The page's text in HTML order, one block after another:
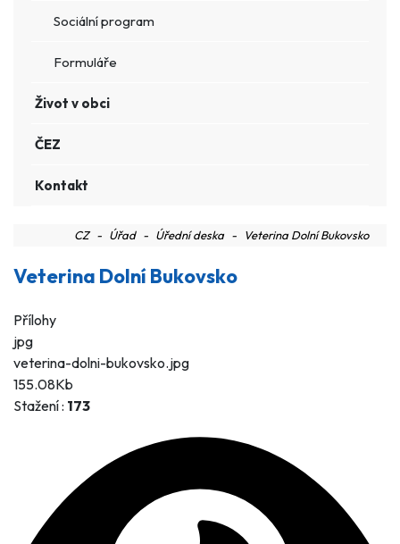
Sociální program
Formuláře
Život v obci
ČEZ
Kontakt
CZ Úřad Úřední deska Veterina Dolní Bukovsko
Veterina Dolní Bukovsko
Přílohy
jpg
veterina-dolni-bukovsko.jpg
155.08Kb
Stažení : 173